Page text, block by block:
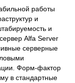
работы
и
и
Alfa Server
серверные
Форм-фактор
в стандартные